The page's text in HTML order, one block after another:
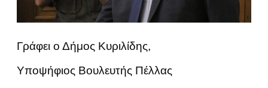
Γράφει ο Δήμος Κυριλίδης,
Υποψήφιος Βουλευτής Πέλλας